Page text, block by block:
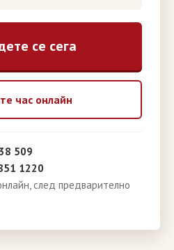
се сега
час онлайн
509
1220
след предварително